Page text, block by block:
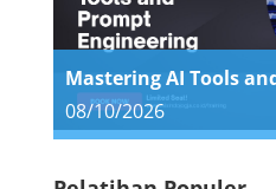
08/10/2026